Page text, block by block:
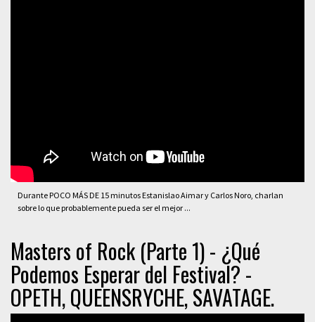
Durante POCO MÁS DE 15 minutos Estanislao Aimar y Carlos Noro, charlan
sobre lo que probablemente pueda ser el mejor ...
Masters of Rock (Parte 1) - ¿Qué
Podemos Esperar del Festival? -
OPETH, QUEENSRYCHE, SAVATAGE.